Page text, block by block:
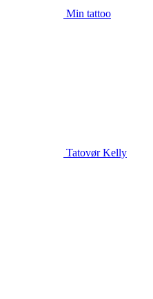
Min tattoo
Tatovør Kelly